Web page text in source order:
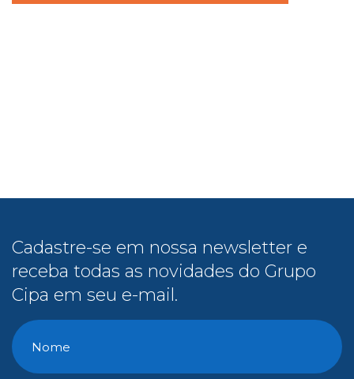
Cadastre-se em nossa newsletter e
receba todas as novidades do Grupo
Cipa em seu e-mail.